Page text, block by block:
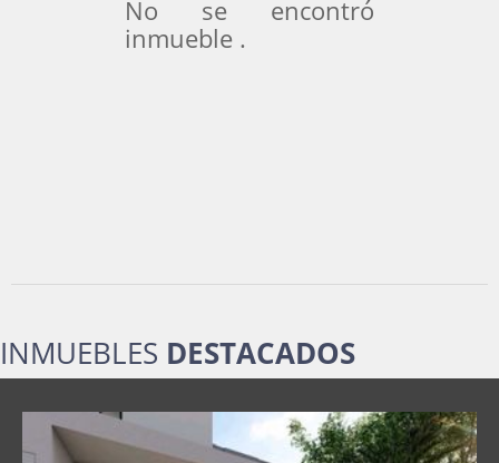
No se encontró
inmueble .
INMUEBLES DESTACADOS